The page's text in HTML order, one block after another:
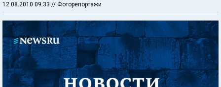
12.08.2010 09:33 // Фоторепортажи